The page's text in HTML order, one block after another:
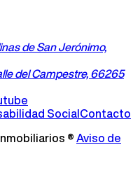
de San Jerónimo,
del Campestre, 66265
Social Contacto
® Aviso de